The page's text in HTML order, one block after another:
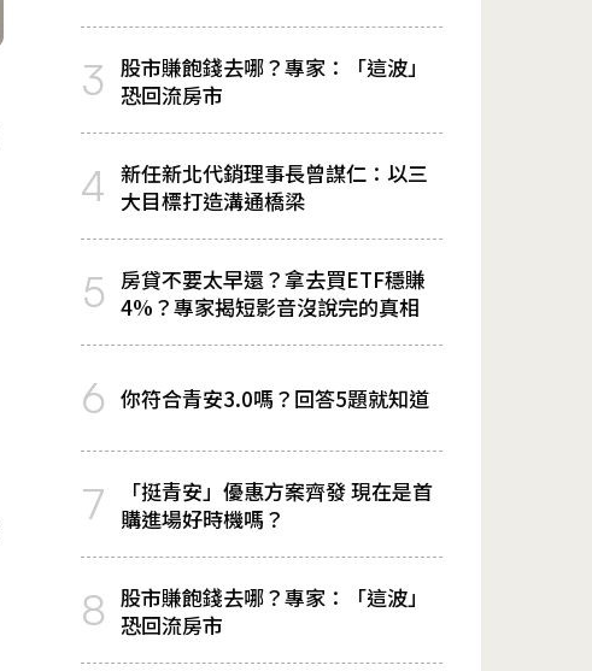
3 股市賺飽錢去哪？專家：「這波」
恐回流房市
4 新任新北代銷理事長曾謀仁：以三
大目標打造溝通橋梁
5 房貸不要太早還？拿去買ETF穩賺
4%？專家揭短影音沒說完的真相
6 你符合青安3.0嗎？回答5題就知道
7
「挺青安」優惠方案齊發 現在是首
購進場好時機嗎？
8 股市賺飽錢去哪？專家：「這波」
恐回流房市